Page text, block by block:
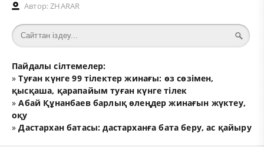
Автор:ZHARAR
Пайдалы сілтемелер:
»Туған күнге 99 тілектер жинағы: өз сөзімен,
қысқаша, қарапайым туған күнге тілек
»Абай Құнанбаев барлық өлеңдер жинағын жүктеу,
оқу
»Дастархан батасы: дастарханға бата беру, ас қайыру